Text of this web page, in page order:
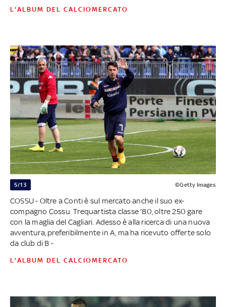
L'ALBUM DEL CALCIOMERCATO
5/13 ©Getty Images
COSSU - Oltre a Conti è sul mercato anche il suo ex-
compagno Cossu. Trequartista classe '80, oltre 250 gare
con la maglia del Cagliari. Adesso è alla ricerca di una nuova
avventura, preferibilmente in A, ma ha ricevuto offerte solo
da club di B -
L'ALBUM DEL CALCIOMERCATO